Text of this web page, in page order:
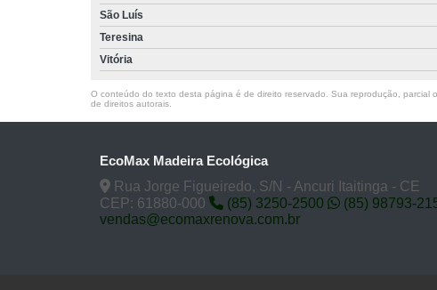
São Luís
Teresina
Vitória
O conteúdo do texto desta página é de direito reservado. Sua reprodução, parcial
de direitos autorais
EcoMax Madeira Ecológica
Rua Jorge Figueiredo, S/N - Ancuri Itaitinga - CE
CEP: 61880-000
(85) 3250-2500
(85) 98793-
vendas@ecomaxrenova.com.br